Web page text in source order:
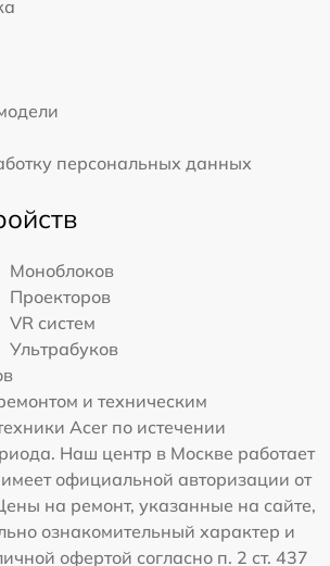
персональных данных
Моноблоков
Проекторов
VR систем
Ультрабуков
и техническим
Acer по истечении
Наш центр в Москве работает
официальной авторизации от
на ремонт, указанные на сайте,
ознакомительный характер и
офертой согласно п. 2 ст. 437